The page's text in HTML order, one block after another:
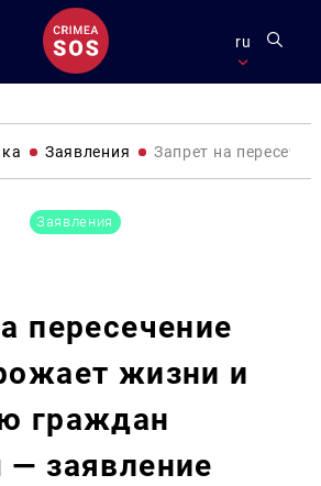
ru
Заявления Запрет на
Заявления
пересечение
жизни и
граждан
заявление